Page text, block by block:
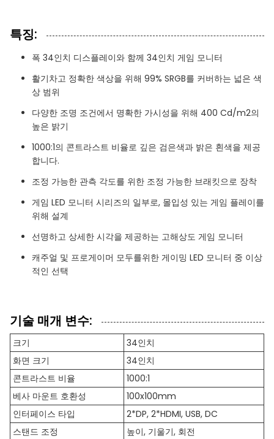
특징:
폭 34인치 디스플레이와 함께 34인치 게임 모니터
활기차고 정확한 색상을 위해 99% SRGB를 커버하는 넓은 색
상 범위
다양한 조명 조건에서 명확한 가시성을 위해 400 Cd/m2의
높은 밝기
1000:1의 콘트라스트 비율로 깊은 검은색과 밝은 흰색을 제공
합니다.
조정 가능한 관측 각도를 위한 조정 가능한 브래킷으로 장착
게임 LED 모니터 시리즈의 일부로, 몰입성 있는 게임 플레이를
위해 설계
선명하고 상세한 시각을 제공하는 고해상도 게임 모니터
캐주얼 및 프로게이머 모두를위한 게이밍 LED 모니터 중 이상
적인 선택
기술 매개 변수:
크기
34인치
화면 크기
34인치
콘트라스트 비율
1000:1
베사 마운트 호환성
100x100mm
인터페이스 타입
2*DP, 2*HDMI, USB, DC
스탠드 조정
높이, 기울기, 회전